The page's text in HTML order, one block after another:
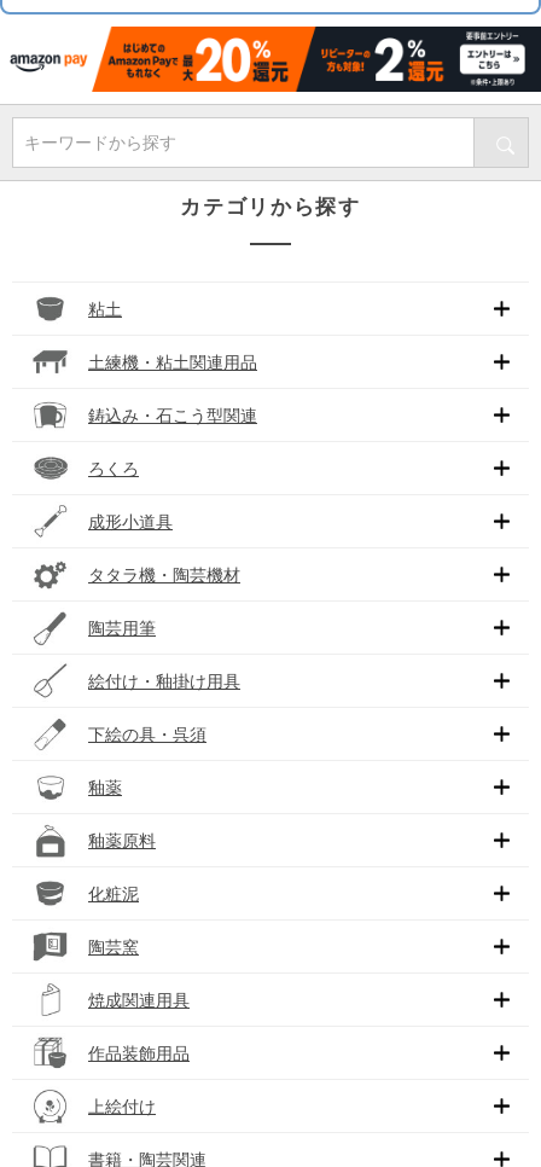
キーワードから探す
カテゴリから探す
粘土
土練機・粘土関連用品
鋳込み・石こう型関連
ろくろ
成形小道具
タタラ機・陶芸機材
陶芸用筆
絵付け・釉掛け用具
下絵の具・呉須
釉薬
釉薬原料
化粧泥
陶芸窯
焼成関連用具
作品装飾用品
上絵付け
書籍・陶芸関連